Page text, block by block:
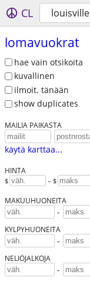
CL louisville
lomavuokrat
hae vain otsikoita
kuvallinen
ilmoit. tänään
show duplicates
MAILIA PAIKASTA
käytä karttaa...
HINTA
$ – $
MAKUUHUONEITA
-
KYLPYHUONEITA
-
NELIÖJALKOJA
-